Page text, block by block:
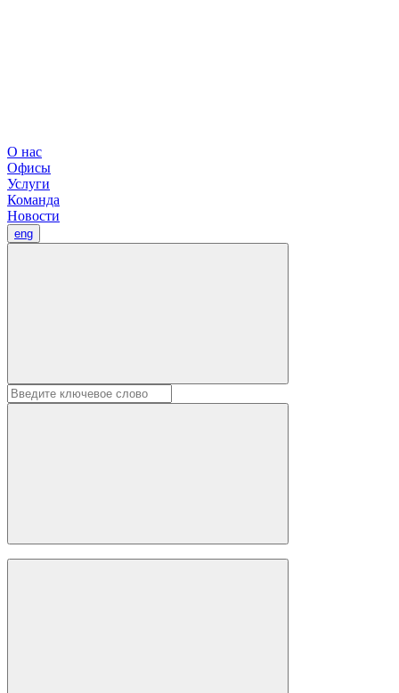
О нас
Офисы
Услуги
Команда
Новости
eng